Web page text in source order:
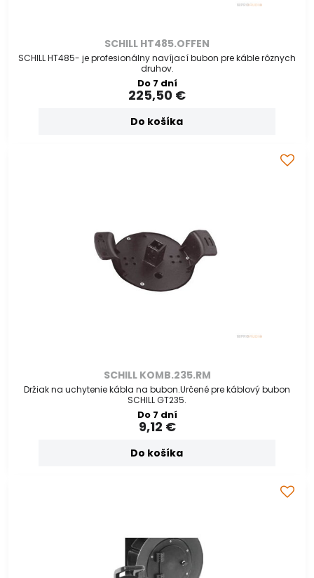
SCHILL HT485.OFFEN
SCHILL HT485- je profesionálny navíjací bubon pre káble rôznych
druhov.
Do 7 dní
225,50 €
Do košíka
SCHILL KOMB.235.RM
Držiak na uchytenie kábla na bubon.Určené pre káblový bubon
SCHILL GT235.
Do 7 dní
9,12 €
Do košíka